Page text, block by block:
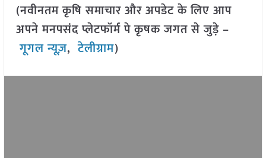
(नवीनतम कृषि समाचार और अपडेट के लिए आप
अपने मनपसंद प्लेटफॉर्म पे कृषक जगत से जुड़े –
गूगल न्यूज़,टेलीग्राम)